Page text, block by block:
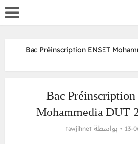
Bac Préinscription ENSET
Bac
Mohammedia DUT
13- بواسطةtawjihnet